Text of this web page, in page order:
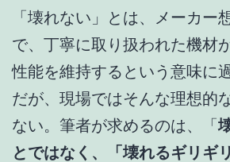
「壊れない」とは、メーカー
で、丁寧に取り扱われた機材
性能を維持するという意味に
だが、現場ではそんな理想的
ない。筆者が求めるのは、「
とではなく、「壊れるギリギ